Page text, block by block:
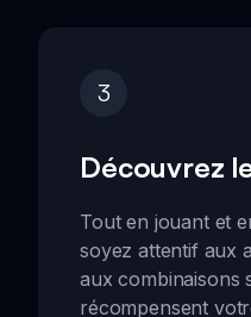
3
Découvrez
Tout en jouant et
soyez attentif aux
aux combinaisons
récompensent